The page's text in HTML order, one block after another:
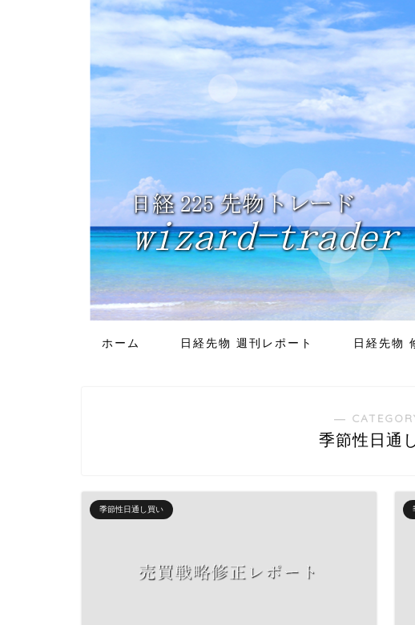
ホーム 日経先物 週刊レポート 日経先物
―
季節性日通
季節性日通し買い